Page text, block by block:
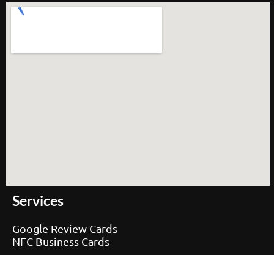
Services
Google Review Cards
NFC Business Cards